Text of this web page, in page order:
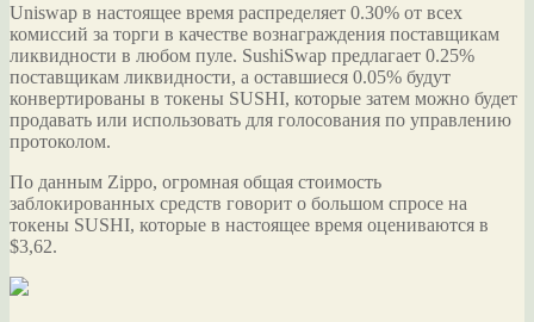
Uniswap в настоящее время распределяет 0.30% от всех
комиссий за торги в качестве вознаграждения поставщикам
ликвидности в любом пуле. SushiSwap предлагает 0.25%
поставщикам ликвидности, а оставшиеся 0.05% будут
конвертированы в токены SUSHI, которые затем можно будет
продавать или использовать для голосования по управлению
протоколом.
По данным Zippo, огромная общая стоимость
заблокированных средств говорит о большом спросе на
токены SUSHI, которые в настоящее время оцениваются в
$3,62.